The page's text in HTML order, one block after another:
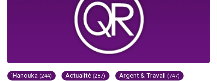
'Hanouka (244) Actualité (287) Argent & Travail (747)